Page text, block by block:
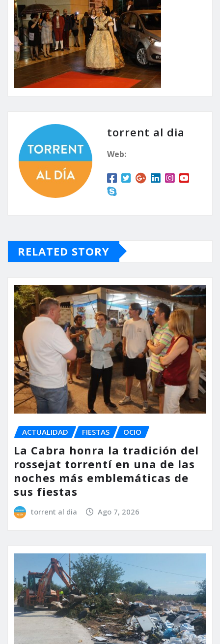
torrent al dia
Web:
RELATED STORY
ACTUALIDAD FIESTAS OCIO
La Cabra honra la tradición del
rossejat torrentí en una de las
noches más emblemáticas de
sus fiestas
torrent al dia Ago 7, 2026